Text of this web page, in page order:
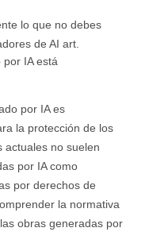
lo que no debes
de AI art.
IA está
por IA es
la protección de los
actuales no suelen
por IA como
por derechos de
la normativa
obras generadas por